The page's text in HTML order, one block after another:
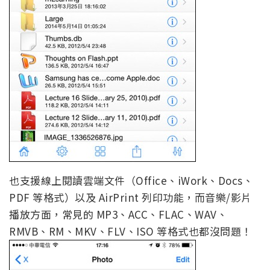
也支援線上閱讀雲端文件（Office、iWork、Docs、
PDF 等格式）以及 AirPrint 列印功能，而音樂/影片
播放方面，常見的 MP3、ACC、FLAC、WAV、
RMVB、RM、MKV、FLV、ISO 等格式也都沒問題！